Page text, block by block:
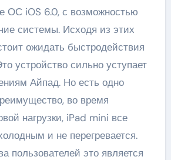
ОС iOS 6.0, с возможностью
системы. Исходя из этих
ожидать быстродействия
устройство сильно уступает
Айпад. Но есть одно
во время
нагрузки, iPad mini все
и не перегревается.
пользователей это является